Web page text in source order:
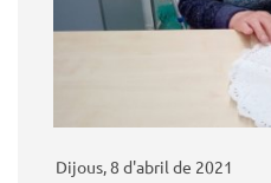
Dijous, 8 d'abril de 2021